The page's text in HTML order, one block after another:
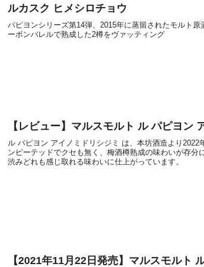
ルカスク ヒメシロチョウ
パピヨンシリーズ第14弾、2015年に蒸留されたモルト
ーボンバレルで熟成した2樽をヴァッティング
【レビュー】マルスモルト ル パピヨン
ル パピヨン アイノミドリシジミ は、本坊酒造より2022
ンピーテッドでクセも無く、梅酒樽熟成の味わいが存分
渋みどれも感じ取れる味わいに仕上がっています。
【2021年11月22日発売】マルスモルト